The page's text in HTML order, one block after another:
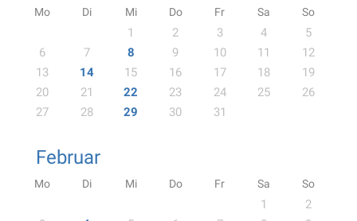
Mo Di Mi Do Fr Sa So
1 2 3 4
5
6
7 8 9 10 11
12
13
14 15 16 17 18
19
20
21 22 23 24 25
26
27
28 29 30 31
Februar
Mo Di Mi Do Fr Sa So
1
2